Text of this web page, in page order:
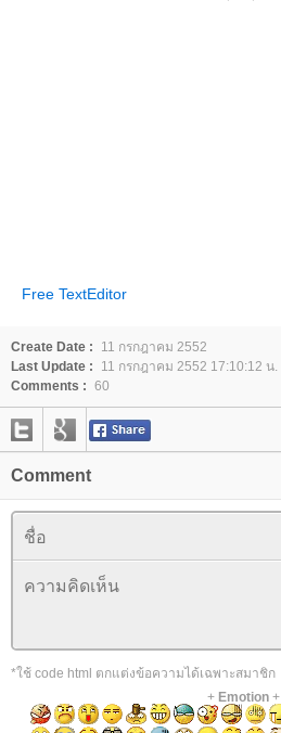
Free TextEditor
Create Date :
11 กรกฎาคม 2552
Last Update :
11 กรกฎาคม 2552 17:10:12 น.
Comments : 60
Comment
*ใช้ code html ตกแต่งข้อความได้เฉพาะสมาชิก
+ Emotion+